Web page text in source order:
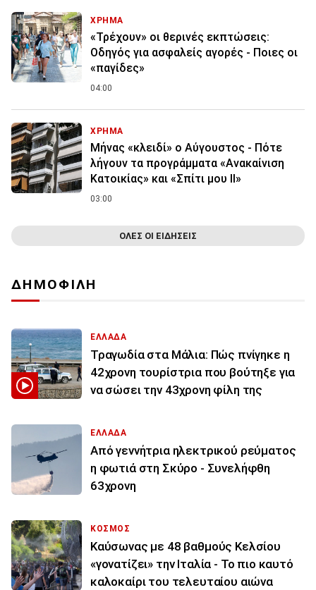
ΧΡΗΜΑ
«Τρέχουν» οι θερινές εκπτώσεις:
Οδηγός για ασφαλείς αγορές - Ποιες οι
«παγίδες»
04:00
ΧΡΗΜΑ
Μήνας «κλειδί» ο Αύγουστος - Πότε
λήγουν τα προγράμματα «Ανακαίνιση
Κατοικίας» και «Σπίτι μου ΙΙ»
03:00
ΟΛΕΣ ΟΙ ΕΙΔΗΣΕΙΣ
ΔΗΜΟΦΙΛΗ
ΕΛΛΑΔΑ
Τραγωδία στα Μάλια: Πώς πνίγηκε η
42χρονη τουρίστρια που βούτηξε για
να σώσει την 43χρονη φίλη της
ΕΛΛΑΔΑ
Από γεννήτρια ηλεκτρικού ρεύματος
η φωτιά στη Σκύρο - Συνελήφθη
63χρονη
ΚΟΣΜΟΣ
Καύσωνας με 48 βαθμούς Κελσίου
«γονατίζει» την Ιταλία - Το πιο καυτό
καλοκαίρι του τελευταίου αιώνα